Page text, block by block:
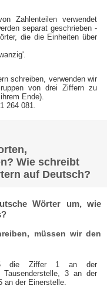
Zahlenteilen verwendet
separat geschrieben -
die die Einheiten über
schreiben, verwenden wir
von drei Ziffern zu
Ende).
264 081.
Wie schreibt
auf Deutsch?
Wörter um, wie
müssen wir den
die Ziffer 1 an der
3 an der
an der Einerstelle.